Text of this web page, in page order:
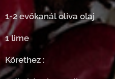
1-2 evőkanál oliva olaj
1 lime
Körethez :